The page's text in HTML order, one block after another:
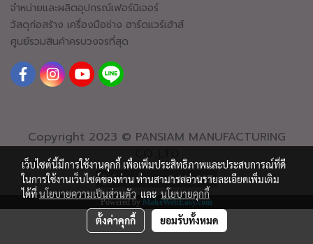
จำหน่ายและผลิตอุปกรณ์เฟอร์นิเจอร์
วัสดุก่อสร้าง เครื่องมือช่าง ฮาร์ดแวร์เฮ้าส์
ศูนย์รวมสินค้าครบวงจรที่สุด
Copyright 2023 © PANSIAM MANUFACTURING
CO.,LTD
ผู้เข้าชมทั้งหมด 2,441,017
Powered by MakeWebEasy.com
เว็บไซต์นี้มีการใช้งานคุกกี้ เพื่อเพิ่มประสิทธิภาพและประสบการณ์ที่ดี
ในการใช้งานเว็บไซต์ของท่าน ท่านสามารถอ่านรายละเอียดเพิ่มเติม
ได้ที่นโยบายความเป็นส่วนตัว และ นโยบายคุกกี้
ตั้งค่าคุกกี้ ยอมรับทั้งหมด